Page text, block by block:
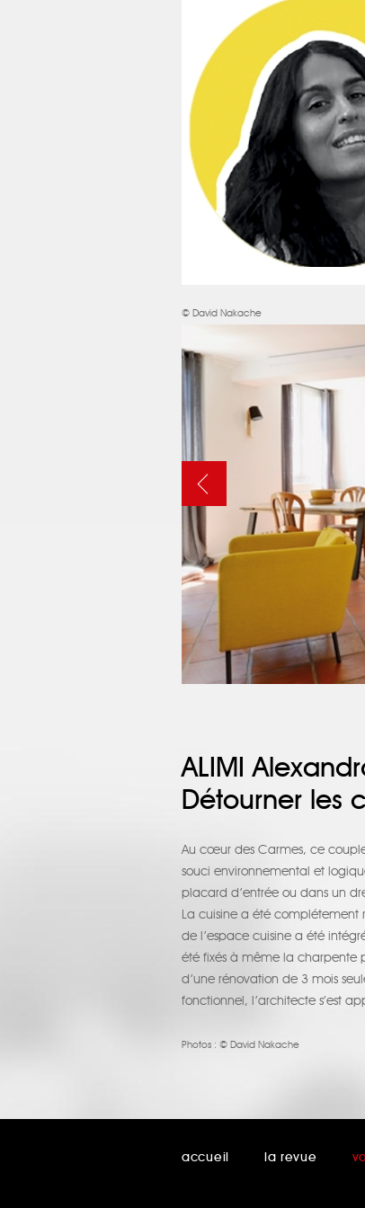
© David Nakache
ALIMI
Détourner les
Au cœur des Carmes, ce
souci environnemental et
placard d’entrée ou dans un
La cuisine a été complétement
de l’espace cuisine a été
été fixés à même la charpente
d’une rénovation de 3 mois
fonctionnel, l’architecte s’est
Photos : © David Nakache
accueil la revue